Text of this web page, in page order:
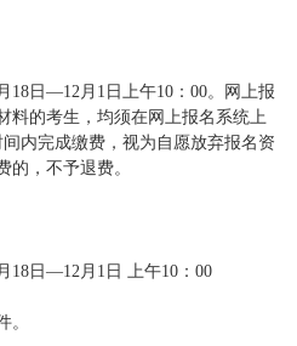
18日—12月1日上午10：00。网上报
料的考生，均须在网上报名系统上
内完成缴费，视为自愿放弃报名资
的，不予退费。
18日—12月1日 上午10：00
。